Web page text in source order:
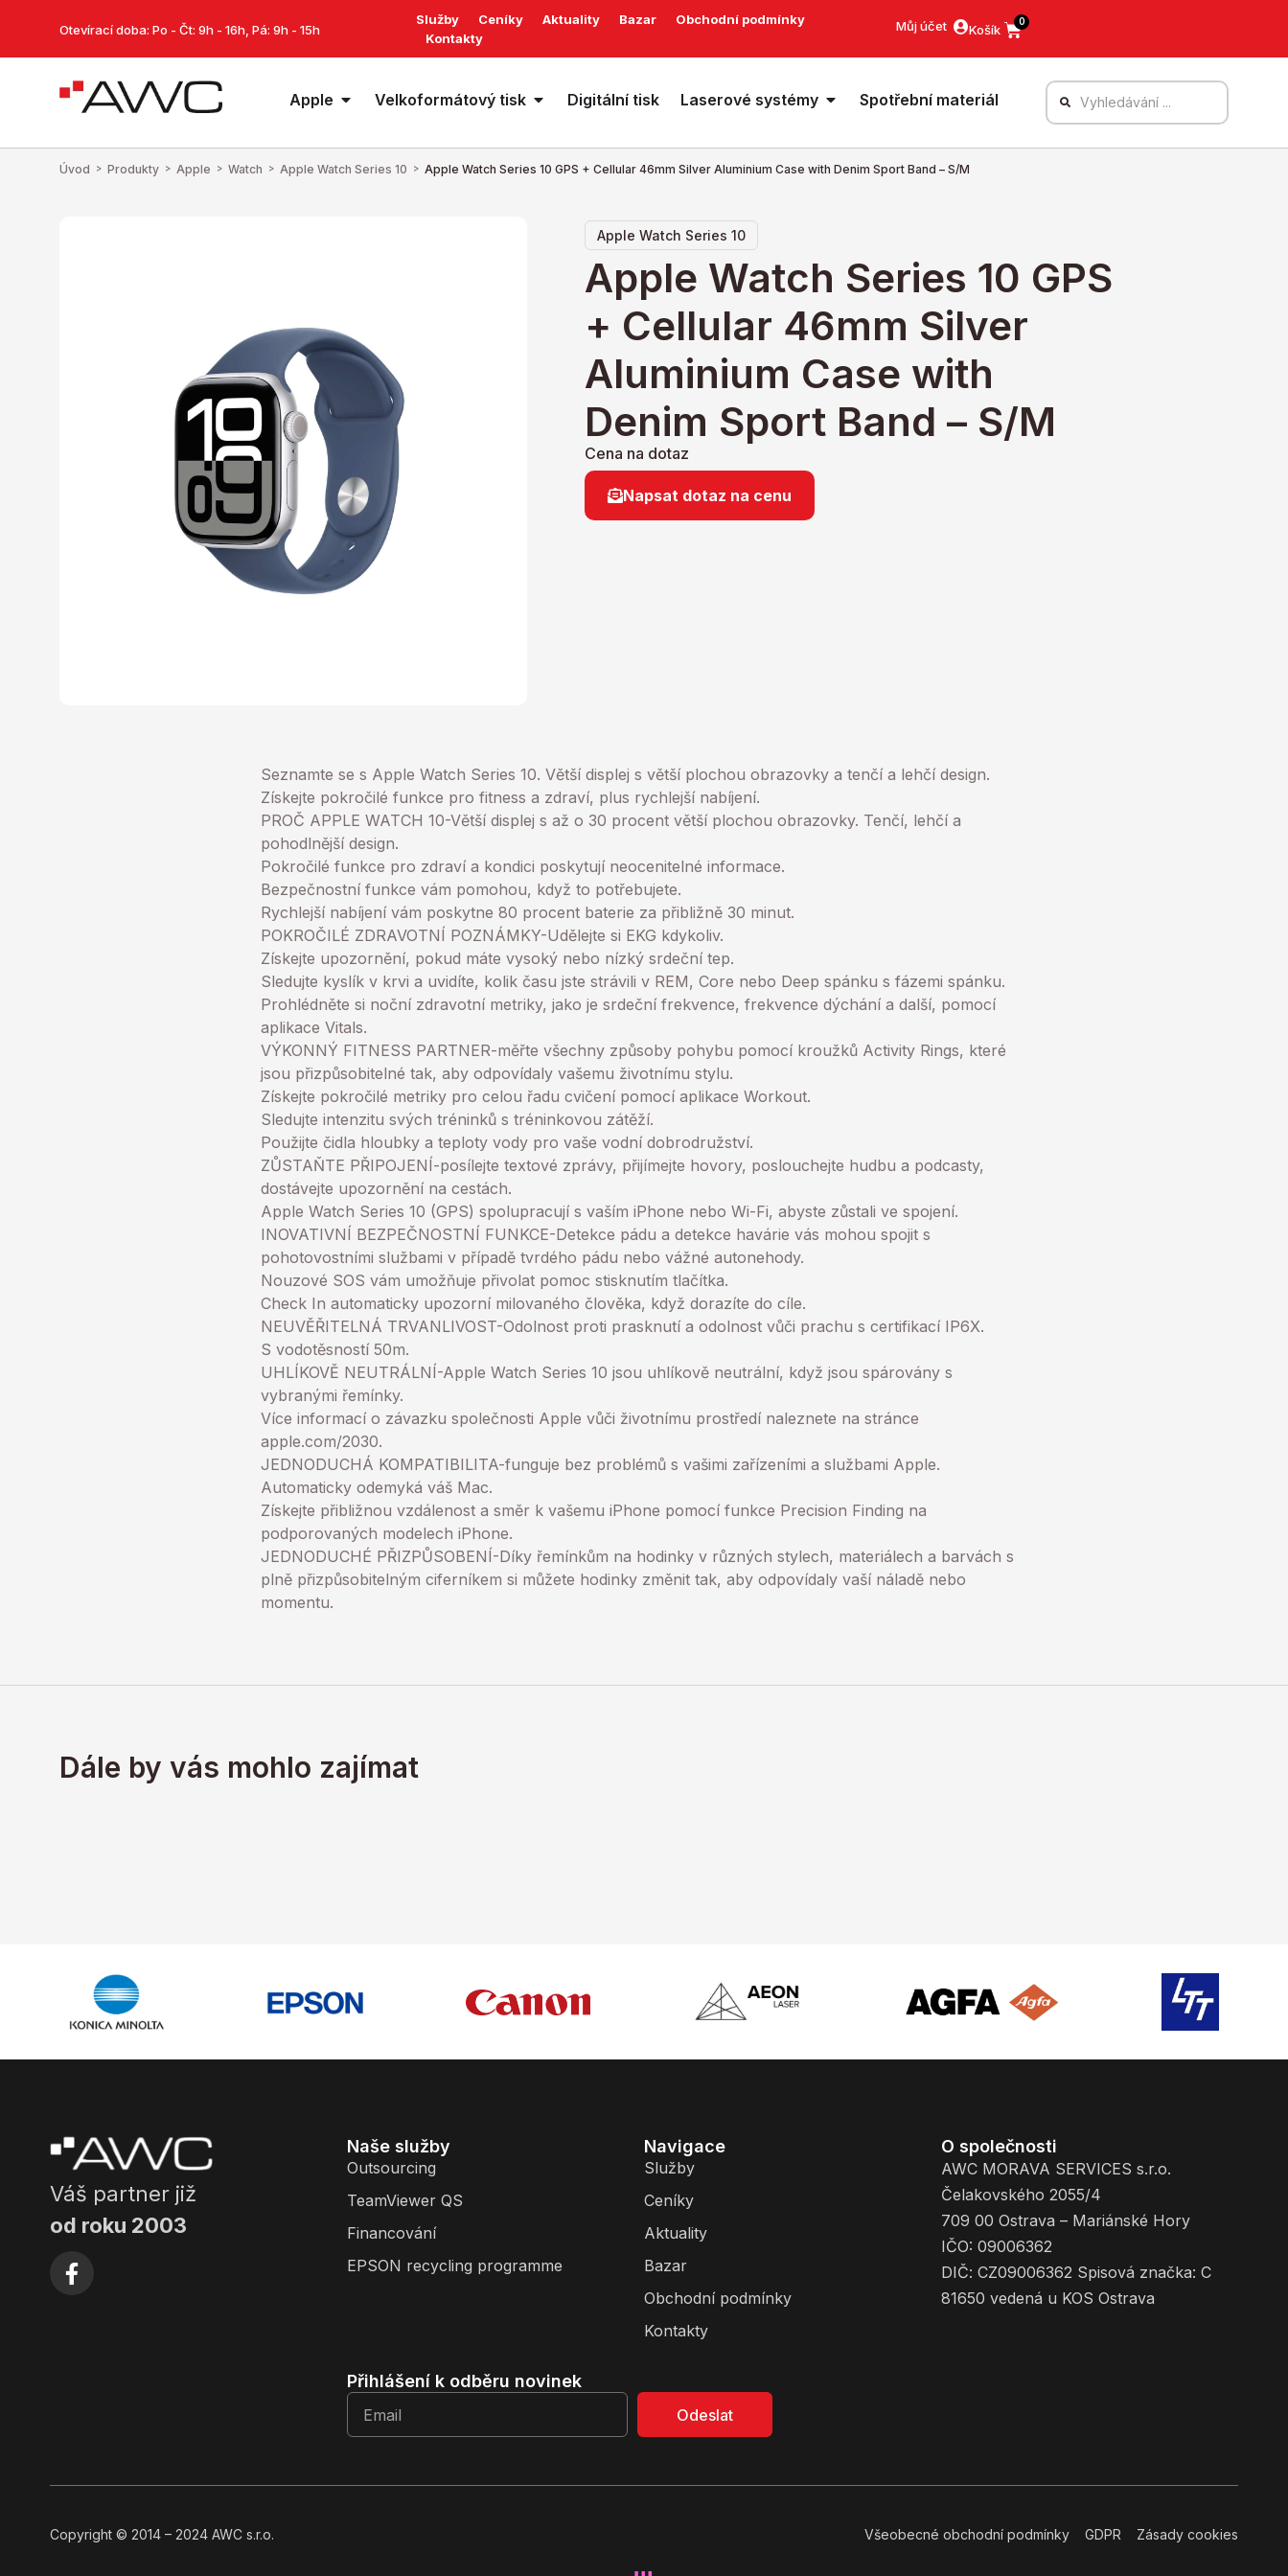
Otevírací doba: Po - Čt: 9h - 16h, Pá: 9h - 15h
Služby Ceníky Aktuality Bazar
Obchodní podmínky
Kontakty
Můj účet 0
Apple Velkoformátový tisk Digitální tisk Laserové systémy Spotřební materiál
Úvod > Produkty > Apple > Watch > Apple Watch Series 10 > Apple Watch Series 10 GPS + Cellular 46mm Silver Aluminium Case with Denim Sport Band – S/M
Apple Watch Series 10
Apple Watch Series 10 GPS
+ Cellular 46mm Silver
Aluminium Case with
Denim Sport Band – S/M
Cena na dotaz
Napsat dotaz na cenu
Seznamte se s Apple Watch Series 10. Větší displej s větší plochou obrazovky a tenčí a lehčí design.
Získejte pokročilé funkce pro fitness a zdraví, plus rychlejší nabíjení.
PROČ APPLE WATCH 10-Větší displej s až o 30 procent větší plochou obrazovky. Tenčí, lehčí a
pohodlnější design.
Pokročilé funkce pro zdraví a kondici poskytují neocenitelné informace.
Bezpečnostní funkce vám pomohou, když to potřebujete.
Rychlejší nabíjení vám poskytne 80 procent baterie za přibližně 30 minut.
POKROČILÉ ZDRAVOTNÍ POZNÁMKY-Udělejte si EKG kdykoliv.
Získejte upozornění, pokud máte vysoký nebo nízký srdeční tep.
Sledujte kyslík v krvi a uvidíte, kolik času jste strávili v REM, Core nebo Deep spánku s fázemi spánku.
Prohlédněte si noční zdravotní metriky, jako je srdeční frekvence, frekvence dýchání a další, pomocí
aplikace Vitals.
VÝKONNÝ FITNESS PARTNER-měřte všechny způsoby pohybu pomocí kroužků Activity Rings, které
jsou přizpůsobitelné tak, aby odpovídaly vašemu životnímu stylu.
Získejte pokročilé metriky pro celou řadu cvičení pomocí aplikace Workout.
Sledujte intenzitu svých tréninků s tréninkovou zátěží.
Použijte čidla hloubky a teploty vody pro vaše vodní dobrodružství.
ZŮSTAŇTE PŘIPOJENÍ-posílejte textové zprávy, přijímejte hovory, poslouchejte hudbu a podcasty,
dostávejte upozornění na cestách.
Apple Watch Series 10 (GPS) spolupracují s vaším iPhone nebo Wi-Fi, abyste zůstali ve spojení.
INOVATIVNÍ BEZPEČNOSTNÍ FUNKCE-Detekce pádu a detekce havárie vás mohou spojit s
pohotovostními službami v případě tvrdého pádu nebo vážné autonehody.
Nouzové SOS vám umožňuje přivolat pomoc stisknutím tlačítka.
Check In automaticky upozorní milovaného člověka, když dorazíte do cíle.
NEUVĚŘITELNÁ TRVANLIVOST-Odolnost proti prasknutí a odolnost vůči prachu s certifikací IP6X.
S vodotěsností 50m.
UHLÍKOVĚ NEUTRÁLNÍ-Apple Watch Series 10 jsou uhlíkově neutrální, když jsou spárovány s
vybranými řemínky.
Více informací o závazku společnosti Apple vůči životnímu prostředí naleznete na stránce
apple.com/2030.
JEDNODUCHÁ KOMPATIBILITA-funguje bez problémů s vašimi zařízeními a službami Apple.
Automaticky odemyká váš Mac.
Získejte přibližnou vzdálenost a směr k vašemu iPhone pomocí funkce Precision Finding na
podporovaných modelech iPhone.
JEDNODUCHÉ PŘIZPŮSOBENÍ-Díky řemínkům na hodinky v různých stylech, materiálech a barvách s
plně přizpůsobitelným ciferníkem si můžete hodinky změnit tak, aby odpovídaly vaší náladě nebo
momentu.
Dále by vás mohlo zajímat
Váš partner již
od roku 2003
Naše služby
Outsourcing
TeamViewer QS
Financování
EPSON recycling programme
Navigace
Služby
Ceníky
Aktuality
Bazar
Obchodní podmínky
Kontakty
O společnosti
AWC MORAVA SERVICES s.r.o.
Čelakovského 2055/4
709 00 Ostrava – Mariánské Hory
IČO: 09006362
DIČ: CZ09006362 Spisová značka: C
81650 vedená u KOS Ostrava
Přihlášení k odběru novinek
Odeslat
Copyright © 2014 – 2024 AWC s.r.o. Všeobecné obchodní podmínky GDPR Zásady cookies